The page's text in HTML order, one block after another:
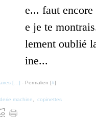
e... faut
e je te
lement oublié
ine...
[ ] - Permalien [#]
machine copinettes